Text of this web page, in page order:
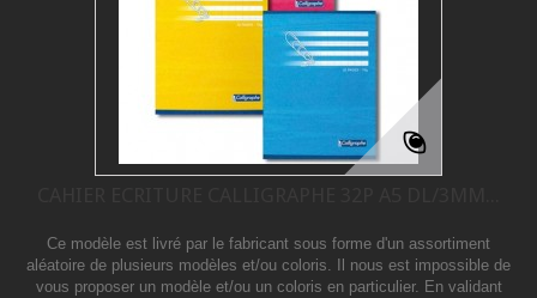
Ce modèle est livré par le fabricant sous forme d'un assortiment
aléatoire de plusieurs modèles et/ou coloris. Il nous est impossible de
vous proposer un modèle et/ou un coloris en particulier. En validant